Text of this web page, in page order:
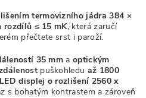
termovizního jádra 384 ×
≤ 15 mK, která zaručí
přečtete srst i paroží.
35 mm a optickým
puškohledu až 1800
displej o rozlišení 2560 x
s bohatým kontrastem a zároveň